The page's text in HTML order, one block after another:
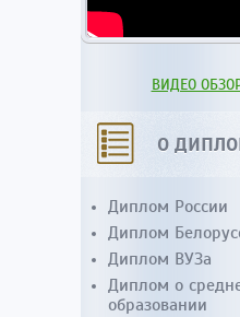
ВИДЕО
О
Диплом России
Диплом
Диплом ВУЗа
Диплом о
образовании